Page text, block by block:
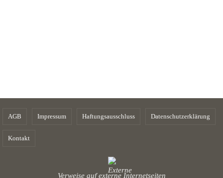
AGB Impressum Haftungsausschluss Datenschutzerklärung
Kontakt
Verweise auf externe Internetseiten